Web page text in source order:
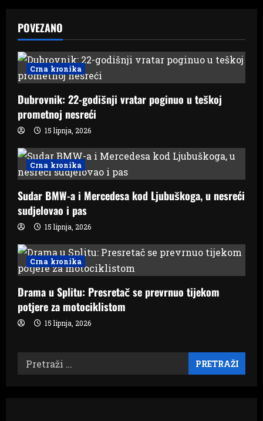
i
g
a
t
i
o
n
POVEZANO
Crna kronika
Dubrovnik: 22-godišnji vratar poginuo u teškoj
prometnoj nesreći
15 lipnja, 2026
Crna kronika
Sudar BMW-a i Mercedesa kod Ljubuškoga, u nesreći
sudjelovao i pas
15 lipnja, 2026
Crna kronika
Drama u Splitu: Presretač se prevrnuo tijekom
potjere za motociklistom
15 lipnja, 2026
Pretraži: